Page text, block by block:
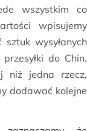
wszystkim co
wpisujemy
sztuk wysyłanych
do Chin.
niż jedna rzecz,
dodawać kolejne